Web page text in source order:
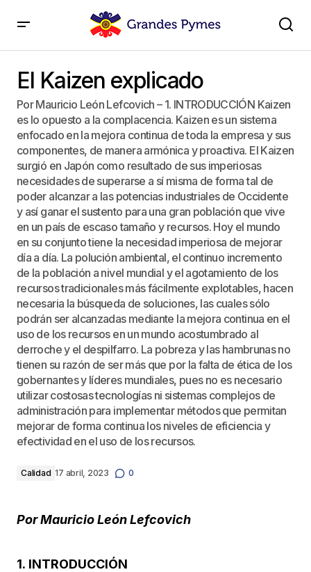
El Kaizen explicado
Por Mauricio León Lefcovich – 1. INTRODUCCIÓN Kaizen
es lo opuesto a la complacencia. Kaizen es un sistema
enfocado en la mejora continua de toda la empresa y sus
componentes, de manera armónica y proactiva. El Kaizen
surgió en Japón como resultado de sus imperiosas
necesidades de superarse a sí misma de forma tal de
poder alcanzar a las potencias industriales de Occidente
y así ganar el sustento para una gran población que vive
en un país de escaso tamaño y recursos. Hoy el mundo
en su conjunto tiene la necesidad imperiosa de mejorar
día a día. La polución ambiental, el continuo incremento
de la población a nivel mundial y el agotamiento de los
recursos tradicionales más fácilmente explotables, hacen
necesaria la búsqueda de soluciones, las cuales sólo
podrán ser alcanzadas mediante la mejora continua en el
uso de los recursos en un mundo acostumbrado al
derroche y el despilfarro. La pobreza y las hambrunas no
tienen su razón de ser más que por la falta de ética de los
gobernantes y líderes mundiales, pues no es necesario
utilizar costosas tecnologías ni sistemas complejos de
administración para implementar métodos que permitan
mejorar de forma continua los niveles de eficiencia y
efectividad en el uso de los recursos.
Calidad 17 abril, 2023 0
Por Mauricio León Lefcovich
1. INTRODUCCIÓN